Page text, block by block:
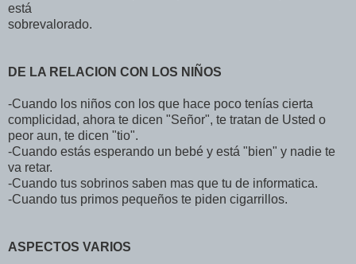
está
sobrevalorado.
DE LA RELACION CON LOS NIÑOS
-Cuando los niños con los que hace poco tenías cierta
complicidad, ahora te dicen "Señor", te tratan de Usted o
peor aun, te dicen "tio".
-Cuando estás esperando un bebé y está "bien" y nadie te
va retar.
-Cuando tus sobrinos saben mas que tu de informatica.
-Cuando tus primos pequeños te piden cigarrillos.
ASPECTOS VARIOS